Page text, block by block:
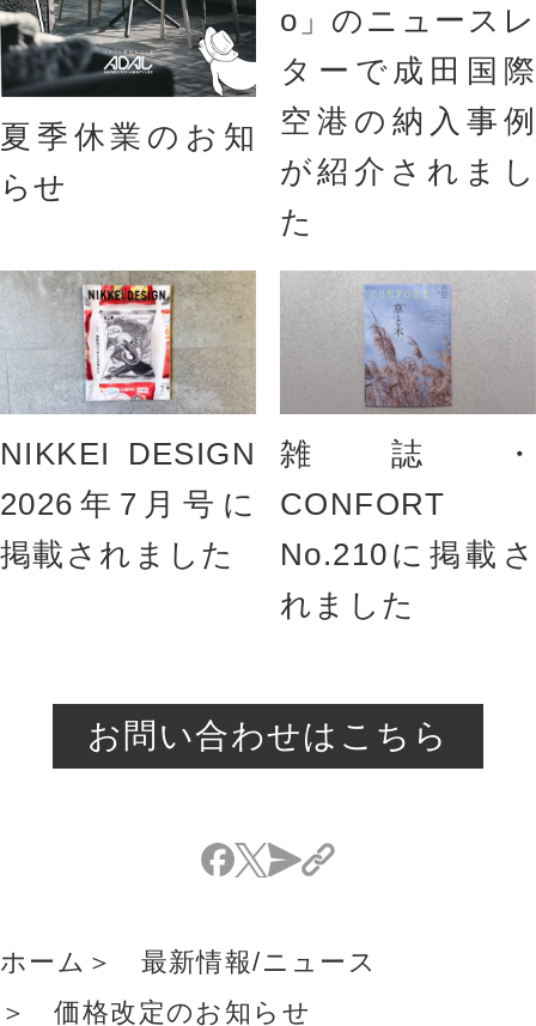
夏季休業のお知
らせ
o」のニュースレ
ターで成田国際
空港の納入事例
が紹介されまし
た
NIKKEI DESIGN
2026年7月号に
掲載されました
雑誌・
CONFORT
No.210に掲載さ
れました
お問い合わせはこちら
ホーム
最新情報/ニュース
価格改定のお知らせ